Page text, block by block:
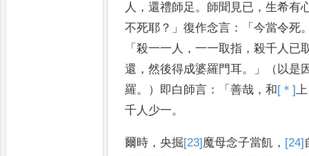
人 ，還禮師足。 師聞見已 ，生希有
不死耶 ？」復作念言 ：「今當令死
「殺一一人 ，一一取指 ，殺千人 已
還 ，然後得成婆羅門耳。」
（以是
羅。 ）即白師言 ：「善哉 ，和 [＊]上
千人少一。
爾時 ，央掘[23] 魔母念子當飢 ， [24]